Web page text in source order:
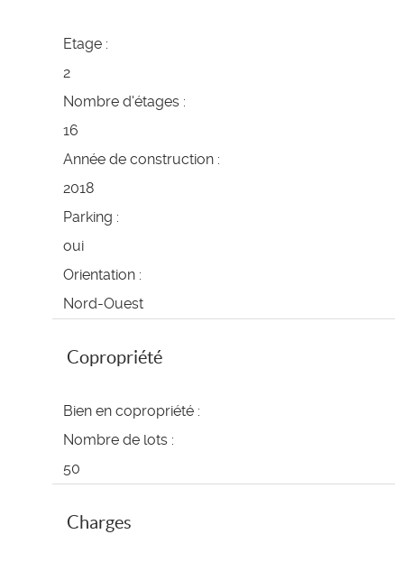
Etage :
2
Nombre d'étages :
16
Année de construction :
2018
Parking :
oui
Orientation :
Nord-Ouest
Copropriété
Bien en copropriété :
Nombre de lots :
50
Charges